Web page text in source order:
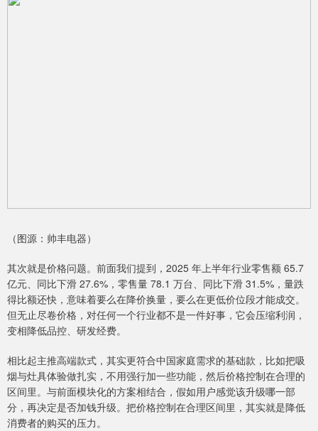
（图源：帅丰电器）
其次就是价格问题。前面我们提到，2025 年上半年行业零售额 65.7
亿元、同比下滑 27.6%，零售量 78.1 万台、同比下滑 31.5%，量跌
得比额还快，意味着要么在降价换量，要么在更低价位段才能成交。
但无止尽卷价格，对任何一个行业都不是一件好事，它会压缩利润，
变相降低品控、研发经费。
相比起主推高端款式，其实更符合中国家庭需求的基础款，比如把吸
烟与灶具体验做扎实，不用强行加一些功能，然后价格控制在合理的
区间里。与前面模块化的方案相结合，假如用户感觉该升级哪一部
分，再决定是否加钱升级。把价格控制在合理区间里，其实就是降低
消费者的购买的压力。